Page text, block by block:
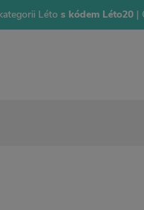
Létos kódem Léto20 |